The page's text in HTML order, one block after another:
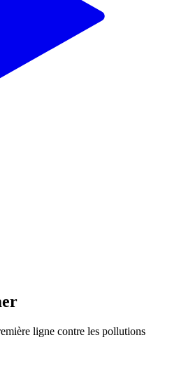
ligne contre les pollutions